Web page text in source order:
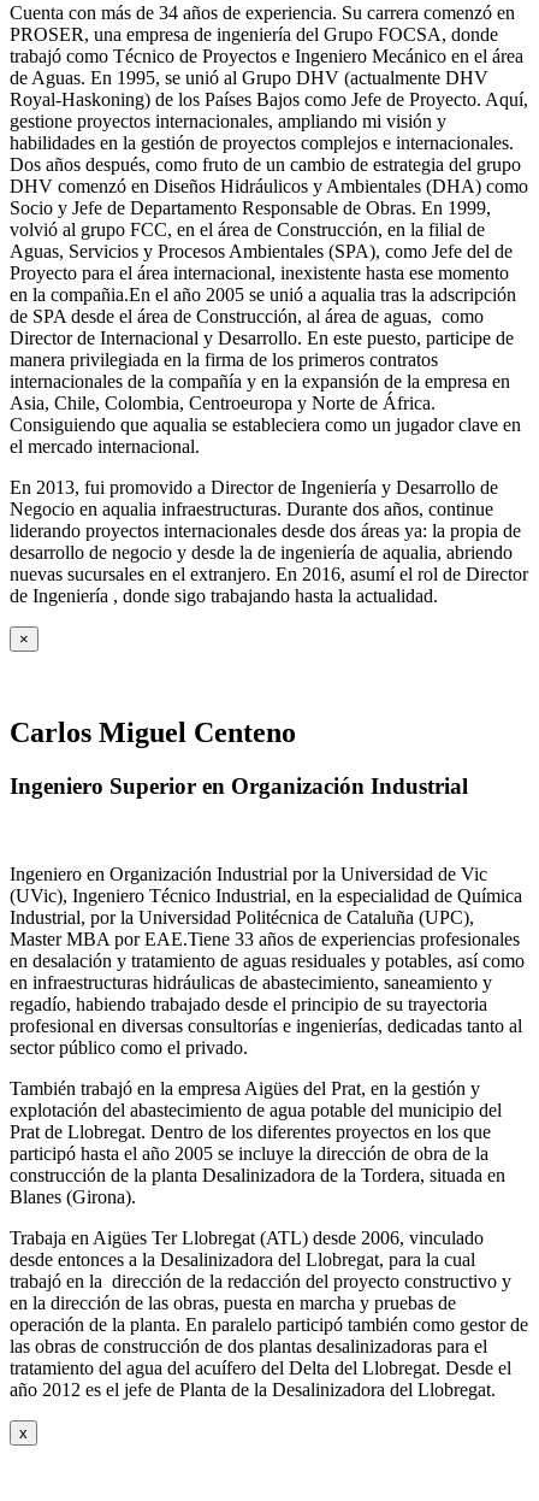
Cuenta con más de 34 años de experiencia. Su carrera comenzó en
PROSER, una empresa de ingeniería del Grupo FOCSA, donde
trabajó como Técnico de Proyectos e Ingeniero Mecánico en el área
de Aguas. En 1995, se unió al Grupo DHV (actualmente DHV
Royal-Haskoning) de los Países Bajos como Jefe de Proyecto. Aquí,
gestione proyectos internacionales, ampliando mi visión y
habilidades en la gestión de proyectos complejos e internacionales.
Dos años después, como fruto de un cambio de estrategia del grupo
DHV comenzó en Diseños Hidráulicos y Ambientales (DHA) como
Socio y Jefe de Departamento Responsable de Obras. En 1999,
volvió al grupo FCC, en el área de Construcción, en la filial de
Aguas, Servicios y Procesos Ambientales (SPA), como Jefe del de
Proyecto para el área internacional, inexistente hasta ese momento
en la compañia.En el año 2005 se unió a aqualia tras la adscripción
de SPA desde el área de Construcción, al área de aguas, como
Director de Internacional y Desarrollo. En este puesto, participe de
manera privilegiada en la firma de los primeros contratos
internacionales de la compañía y en la expansión de la empresa en
Asia, Chile, Colombia, Centroeuropa y Norte de África.
Consiguiendo que aqualia se estableciera como un jugador clave en
el mercado internacional.
En 2013, fui promovido a Director de Ingeniería y Desarrollo de
Negocio en aqualia infraestructuras. Durante dos años, continue
liderando proyectos internacionales desde dos áreas ya: la propia de
desarrollo de negocio y desde la de ingeniería de aqualia, abriendo
nuevas sucursales en el extranjero. En 2016, asumí el rol de Director
de Ingeniería , donde sigo trabajando hasta la actualidad.
×
Carlos Miguel Centeno
Ingeniero Superior en Organización Industrial
Ingeniero en Organización Industrial por la Universidad de Vic
(UVic), Ingeniero Técnico Industrial, en la especialidad de Química
Industrial, por la Universidad Politécnica de Cataluña (UPC),
Master MBA por EAE.Tiene 33 años de experiencias profesionales
en desalación y tratamiento de aguas residuales y potables, así como
en infraestructuras hidráulicas de abastecimiento, saneamiento y
regadío, habiendo trabajado desde el principio de su trayectoria
profesional en diversas consultorías e ingenierías, dedicadas tanto al
sector público como el privado.
También trabajó en la empresa Aigües del Prat, en la gestión y
explotación del abastecimiento de agua potable del municipio del
Prat de Llobregat. Dentro de los diferentes proyectos en los que
participó hasta el año 2005 se incluye la dirección de obra de la
construcción de la planta Desalinizadora de la Tordera, situada en
Blanes (Girona).
Trabaja en Aigües Ter Llobregat (ATL) desde 2006, vinculado
desde entonces a la Desalinizadora del Llobregat, para la cual
trabajó en la dirección de la redacción del proyecto constructivo y
en la dirección de las obras, puesta en marcha y pruebas de
operación de la planta. En paralelo participó también como gestor de
las obras de construcción de dos plantas desalinizadoras para el
tratamiento del agua del acuífero del Delta del Llobregat. Desde el
año 2012 es el jefe de Planta de la Desalinizadora del Llobregat.
x